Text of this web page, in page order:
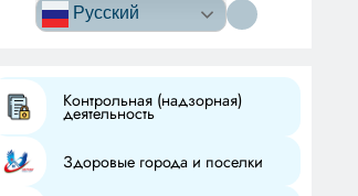
Русский
для
слабовидящих
Контрольная (надзорная)
деятельность
Здоровые города и поселки